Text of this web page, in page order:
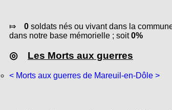
⤇ 0 soldats nés ou vivant dans la
dans notre base mémorielle ; soit0%
◎ Les Morts aux guerres
< Morts aux guerres de Mareuil-en-Dôle >